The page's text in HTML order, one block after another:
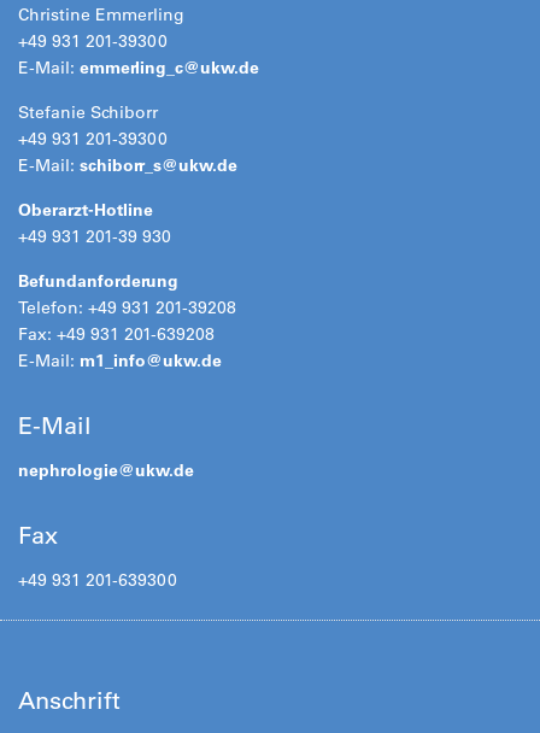
Christine Emmerling
+49 931 201-39300
E-Mail: emmerling_c@ukw.de
Stefanie Schiborr
+49 931 201-39300
E-Mail: schiborr_s@ukw.de
Oberarzt-Hotline
+49 931 201-39 930
Befundanforderung
Telefon: +49 931 201-39208
Fax: +49 931 201-639208
E-Mail: m1_info@ukw.de
E-Mail
nephrologie@ukw.de
Fax
+49 931 201-639300
Anschrift